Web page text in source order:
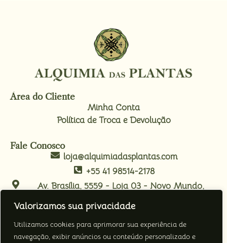
Valorizamos sua privacidade
Utilizamos cookies para aprimorar sua experiência de
navegação, exibir anúncios ou conteúdo personalizado e
Área do Cliente
Minha Conta
Política de Troca e Devolução
Fale Conosco
loja@alquimiadasplantas.com
+55 41 98514-2178
Av. Brasília, 5559 - Loja 03 - Novo Mundo,
Nos Acompanhe